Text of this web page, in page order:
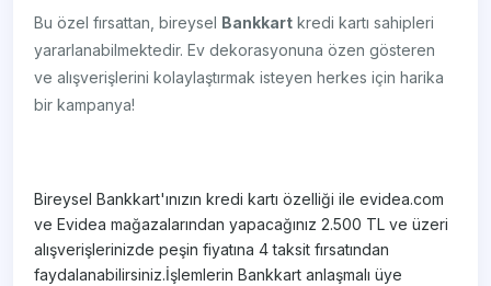
Bu özel fırsattan, bireysel Bankkart kredi kartı sahipleri
yararlanabilmektedir. Ev dekorasyonuna özen gösteren
ve alışverişlerini kolaylaştırmak isteyen herkes için harika
bir kampanya!
Bireysel Bankkart'ınızın kredi kartı özelliği ile evidea.com
ve Evidea mağazalarından yapacağınız 2.500 TL ve üzeri
alışverişlerinizde peşin fiyatına 4 taksit fırsatından
faydalanabilirsiniz.İşlemlerin Bankkart anlaşmalı üye